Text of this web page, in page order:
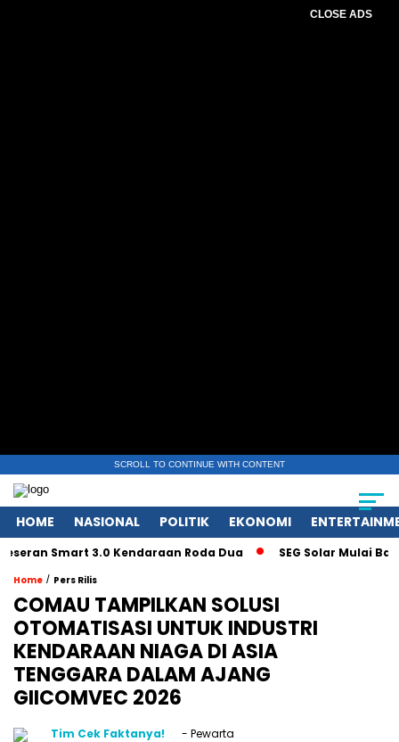
CLOSE ADS
SCROLL TO CONTINUE WITH CONTENT
HOME NASIONAL POLITIK EKONOMI
Smart 3.0 Kendaraan Roda Dua SEG Solar Mulai Bangun
Home / Pers Rilis
COMAU TAMPILKAN SOLUSI
OTOMATISASI UNTUK INDUSTRI
KENDARAAN NIAGA DI ASIA
TENGGARA DALAM AJANG
GIICOMVEC 2026
Tim Cek Faktanya!
- Pewarta